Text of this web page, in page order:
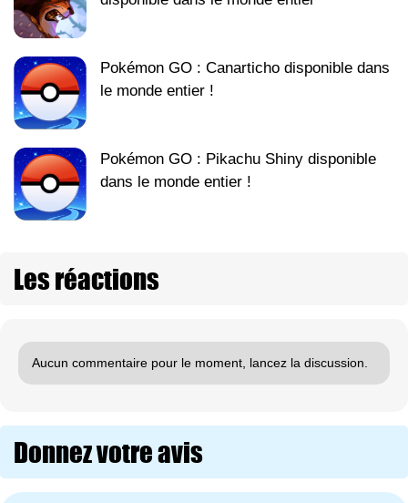
Pokémon GO : Canarticho disponible dans
le monde entier !
Pokémon GO : Pikachu Shiny disponible
dans le monde entier !
Les réactions
Aucun commentaire pour le moment, lancez la discussion.
Donnez votre avis